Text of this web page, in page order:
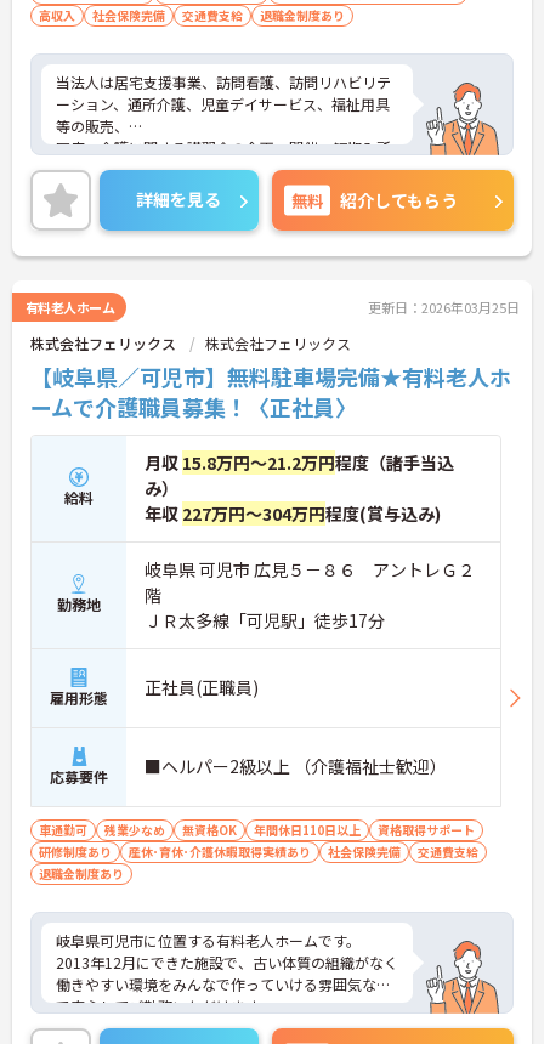
高収入
社会保険完備 交通費支給 退職金制度あり
当法人は居宅支援事業、訪問看護、訪問リハビリテ
ーション、通所介護、児童デイサービス、福祉用具
等の販売、
医療・介護に関する講習会の企画・開催、短期入所
介護など幅広い事業を展開しており、大きな法人で
安定しています◎
社長が女性の方で、子育てなどの女性の働き方への
理解があります。また、現場での経験を生かし、施
設をサポートする本社部門へのキャリアチェンジを
ご興味をお持ちの方には、詳細の情報や面接のポイ
ントをお伝えしますのでお気軽にお問い合わせくだ
さい。
詳細を見る 無料 紹介してもらう
有料老人ホーム 更新日：2026年03月25日
株式会社フェリックス 株式会社フェリックス
【岐阜県／可児市】無料駐車場完備★有料老人ホ
ームで介護職員募集！〈正社員〉
給料
月収 15.8万円～21.2万円程度（諸手当込
み）
年収 227万円～304万円程度(賞与込み)
勤務地
岐阜県 可児市 広見５－８６ アントレＧ２
階
ＪＲ太多線「可児駅」徒歩17分
雇用形態 正社員(正職員)
応募要件 ■ヘルパー2級以上 （介護福祉士歓迎）
車通勤可 残業少なめ 無資格OK 年間休日110日以上
資格取得サポート
研修制度あり
産休･育休･介護休暇取得実績あり 社会保険完備
交通費支給
退職金制度あり
岐阜県可児市に位置する有料老人ホームです。
2013年12月にできた施設で、古い体質の組織がなく
働きやすい環境をみんなで作っていける雰囲気なの
で安心してご勤務いただけます。
興味のある方は是非ご応募ください。